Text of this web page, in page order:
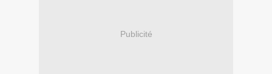
Publicité